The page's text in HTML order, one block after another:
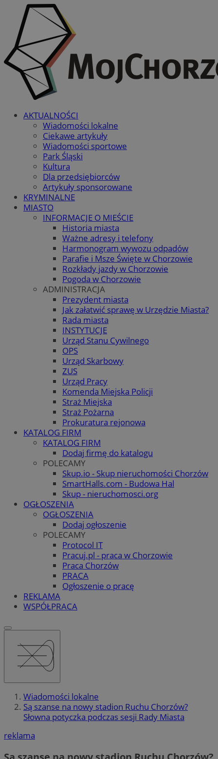
AKTUALNOŚCI
Wiadomości lokalne
Ciekawe artykuły
Wiadomości sportowe
Park Śląski
Kultura
Dla przedsiębiorców
Artykuły sponsorowane
KRYMINALNE
MIASTO
INFORMACJE O MIEŚCIE
Historia miasta
Ważne adresy i telefony
Harmonogram wywozu odpadów
Parafie i Msze Święte w Chorzowie
Rozkłady jazdy w Chorzowie
Pogoda w Chorzowie
ADMINISTRACJA
Prezydent miasta
Jak załatwić sprawę w Urzędzie Miasta?
Rada miasta
INSTYTUCJE
Urząd Stanu Cywilnego
OPS
Urząd Skarbowy
ZUS
Urząd Pracy
Komenda Miejska Policji
Straż Miejska
Straż Pożarna
Prokuratura rejonowa
KATALOG FIRM
KATALOG FIRM
Dodaj firmę do katalogu
POLECAMY
Skup.io - Skup nieruchomości Chorzów
SmartHalls.com - Budowa Hal
Skup - nieruchomosci.org
OGŁOSZENIA
OGŁOSZENIA
Dodaj ogłoszenie
POLECAMY
Protocol IT
Pracuj.pl - praca w Chorzowie
Praca Chorzów
PRACA
Ogłoszenie o pracę
REKLAMA
WSPÓŁPRACA
Wiadomości lokalne
Są szanse na nowy stadion Ruchu Chorzów?
Słowna potyczka podczas sesji Rady Miasta
reklama